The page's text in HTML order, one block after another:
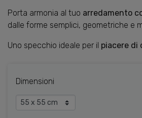
Porta armonia al tuo arredamento
dalle forme semplici, geometriche e
Uno specchio ideale per il piacere di
Dimensioni